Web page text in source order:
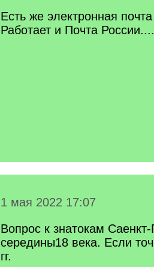
q
]
Есть же электронная
Работает и Почта России....
1 мая 2022 17:07
Вопрос к знатокам Саенкт-
середины18 века. Если
гг.